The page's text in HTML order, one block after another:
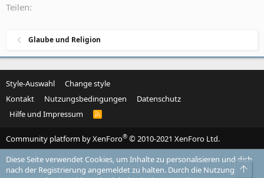
X
UFOs, Ausserirdische und Raumfahrt
Teilen:
Glaube und Religion
Style-Auswahl
Change style
Kontakt
Nutzungsbedingungen
Datenschutz
Hilfe und Impressum
R
Community platform by XenForo® © 2010-2021 XenForo Ltd.
Diese Seite verwendet Cookies, um Inhalte zu personalisieren und dich
nach der Registrierung angemeldet zu halten. Durch die Nutzung